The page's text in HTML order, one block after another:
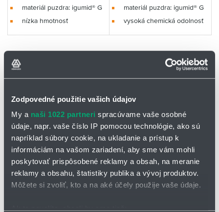
Zodpovedné použitie vašich údajov
My a naši 1022 partneri spracúvame vaše osobné
údaje, napr. vaše číslo IP pomocou technológie, ako sú
napríklad súbory cookie, na ukladanie a prístup k
informáciám na vašom zariadení, aby sme vám mohli
poskytovať prispôsobené reklamy a obsah, na meranie
reklamy a obsahu, štatistiky publika a vývoj produktov.
Môžete si zvoliť, kto a na aké účely použije vaše údaje.
materiál puzdra: igumid® G
nízka hmotnosť
materiál puzdra: igumid® G
vysoká chemická odolnosť
S vnútorným závitom
KCRM/KCLM,
iglidur® R